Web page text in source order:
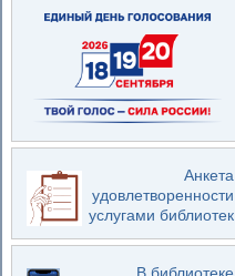
Анкета
удовлетворенности
услугами библиотек